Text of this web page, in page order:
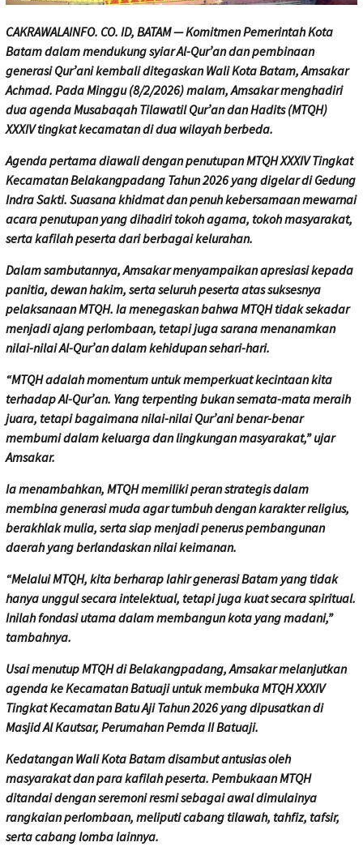
CAKRAWALAINFO. CO. ID, BATAM — Komitmen Pemerintah Kota
Batam dalam mendukung syiar Al-Qur’an dan pembinaan
generasi Qur’ani kembali ditegaskan Wali Kota Batam, Amsakar
Achmad. Pada Minggu (8/2/2026) malam, Amsakar menghadiri
dua agenda Musabaqah Tilawatil Qur’an dan Hadits (MTQH)
XXXIV tingkat kecamatan di dua wilayah berbeda.
Agenda pertama diawali dengan penutupan MTQH XXXIV Tingkat
Kecamatan Belakangpadang Tahun 2026 yang digelar di Gedung
Indra Sakti. Suasana khidmat dan penuh kebersamaan mewarnai
acara penutupan yang dihadiri tokoh agama, tokoh masyarakat,
serta kafilah peserta dari berbagai kelurahan.
Dalam sambutannya, Amsakar menyampaikan apresiasi kepada
panitia, dewan hakim, serta seluruh peserta atas suksesnya
pelaksanaan MTQH. Ia menegaskan bahwa MTQH tidak sekadar
menjadi ajang perlombaan, tetapi juga sarana menanamkan
nilai-nilai Al-Qur’an dalam kehidupan sehari-hari.
“MTQH adalah momentum untuk memperkuat kecintaan kita
terhadap Al-Qur’an. Yang terpenting bukan semata-mata meraih
juara, tetapi bagaimana nilai-nilai Qur’ani benar-benar
membumi dalam keluarga dan lingkungan masyarakat,” ujar
Amsakar.
Ia menambahkan, MTQH memiliki peran strategis dalam
membina generasi muda agar tumbuh dengan karakter religius,
berakhlak mulia, serta siap menjadi penerus pembangunan
daerah yang berlandaskan nilai keimanan.
“Melalui MTQH, kita berharap lahir generasi Batam yang tidak
hanya unggul secara intelektual, tetapi juga kuat secara spiritual.
Inilah fondasi utama dalam membangun kota yang madani,”
tambahnya.
Usai menutup MTQH di Belakangpadang, Amsakar melanjutkan
agenda ke Kecamatan Batuaji untuk membuka MTQH XXXIV
Tingkat Kecamatan Batu Aji Tahun 2026 yang dipusatkan di
Masjid Al Kautsar, Perumahan Pemda II Batuaji.
Kedatangan Wali Kota Batam disambut antusias oleh
masyarakat dan para kafilah peserta. Pembukaan MTQH
ditandai dengan seremoni resmi sebagai awal dimulainya
rangkaian perlombaan, meliputi cabang tilawah, tahfiz, tafsir,
serta cabang lomba lainnya.